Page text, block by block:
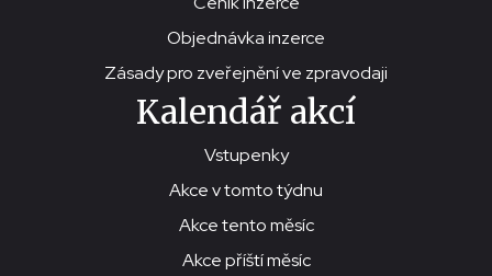
Objednávka inzerce
Zásady pro zveřejnění ve zpravodaji
Kalendář akcí
Vstupenky
Akce v tomto týdnu
Akce tento měsíc
Akce příští měsíc